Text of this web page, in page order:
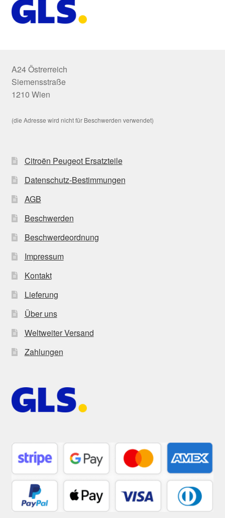
A24 Östrerreich
Siemensstraße
1210 Wien
(die Adresse wird nicht für Beschwerden verwendet)
Citroën Peugeot Ersatzteile
Datenschutz-Bestimmungen
AGB
Beschwerden
Beschwerdeordnung
Impressum
Kontakt
Lieferung
Über uns
Weltweiter Versand
Zahlungen